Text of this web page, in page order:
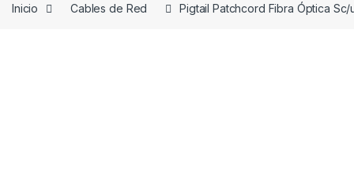
Inicio Cables de Red Pigtail Patchcord Fibra Óptica Sc/